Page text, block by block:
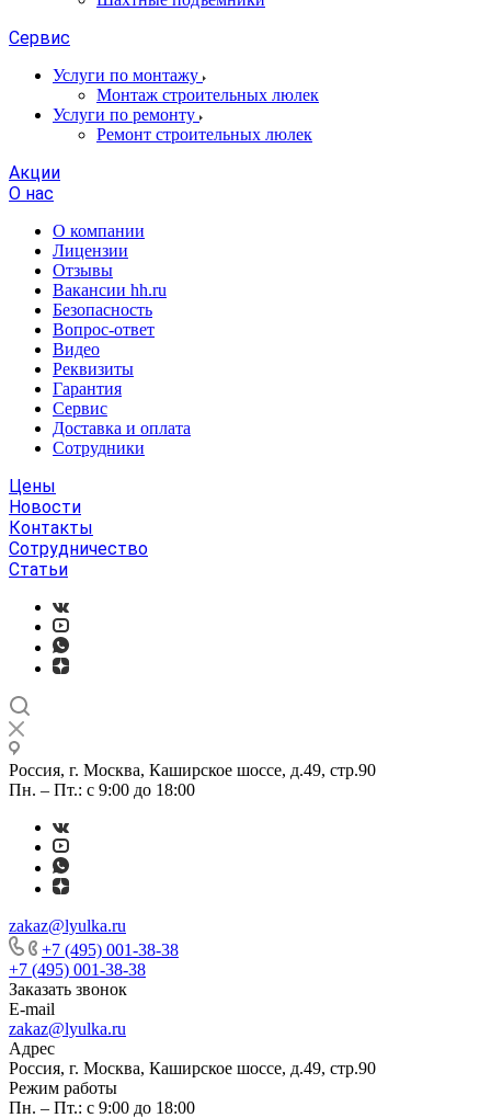
Сервис
Услуги по монтажу
Монтаж строительных люлек
Услуги по ремонту
Ремонт строительных люлек
Акции
О нас
О компании
Лицензии
Отзывы
Вакансии hh.ru
Безопасность
Вопрос-ответ
Видео
Реквизиты
Гарантия
Сервис
Доставка и оплата
Сотрудники
Цены
Новости
Контакты
Сотрудничество
Статьи
Россия, г. Москва, Каширское шоссе, д.49, стр.90
Пн. – Пт.: с 9:00 до 18:00
zakaz@lyulka.ru
+7 (495) 001-38-38
+7 (495) 001-38-38
Заказать звонок
E-mail
zakaz@lyulka.ru
Адрес
Россия, г. Москва, Каширское шоссе, д.49, стр.90
Режим работы
Пн. – Пт.: с 9:00 до 18:00